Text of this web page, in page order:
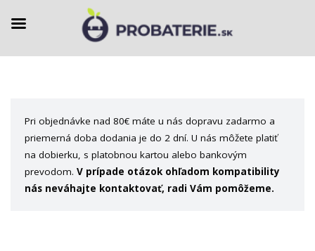
obsah
Pri objednávke nad 80€ máte u nás dopravu zadarmo a
priemerná doba dodania je do 2 dní. U nás môžete platiť
na dobierku, s platobnou kartou alebo bankovým
prevodom. V prípade otázok ohľadom kompatibility
nás neváhajte kontaktovať, radi Vám pomôžeme.